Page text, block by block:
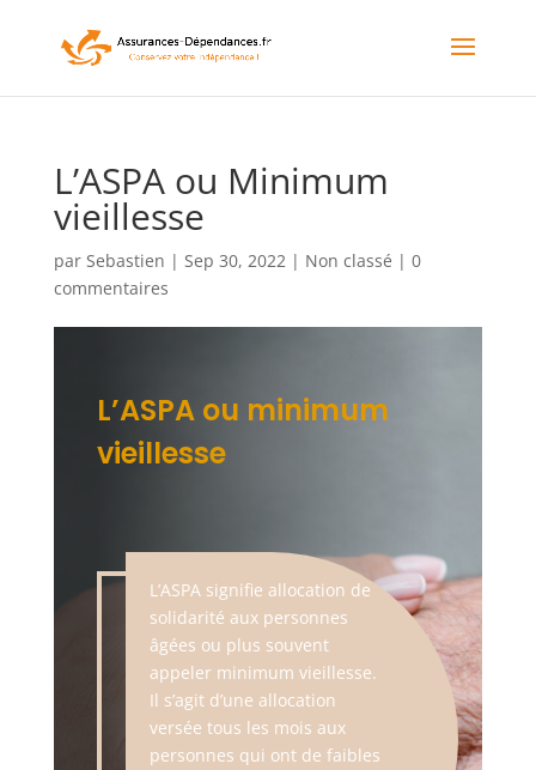
L’ASPA ou Minimum
vieillesse
par Sebastien | Sep 30, 2022| Non classé | 0
commentaires
L’ASPA ou minimum
vieillesse
L’ASPA signifie allocation de
solidarité aux personnes
âgées ou plus souvent
appeler minimum vieillesse.
Il s’agit d’une allocation
versée tous les mois aux
personnes qui ont de faibles